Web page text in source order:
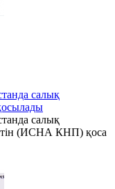
салық
салық
(ИСНА КНП) қоса